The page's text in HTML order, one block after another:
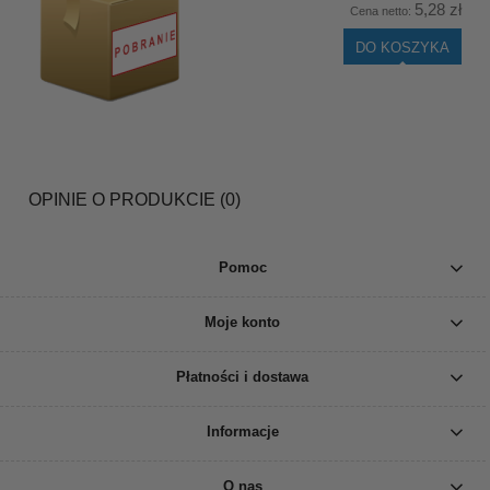
Cena netto: 5,28 zł
DO KOSZYKA
OPINIE O PRODUKCIE (0)
Pomoc
Moje konto
Płatności i dostawa
Informacje
O nas